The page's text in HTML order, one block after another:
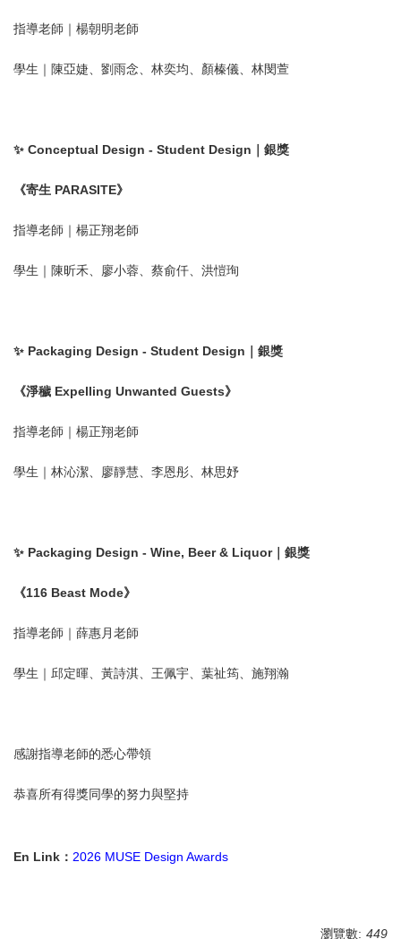
指導老師｜楊朝明老師
學生｜陳亞婕、劉雨念、林奕均、顏榛儀、林閔萱
✨ Conceptual Design - Student Design｜銀獎
《寄生 PARASITE》
指導老師｜楊正翔老師
學生｜陳昕禾、廖小蓉、蔡俞仟、洪愷珣
✨ Packaging Design - Student Design｜銀獎
《淨穢 Expelling Unwanted Guests》
指導老師｜楊正翔老師
學生｜林沁潔、廖靜慧、李恩彤、林思妤
✨ Packaging Design - Wine, Beer & Liquor｜銀獎
《116 Beast Mode》
指導老師｜薛惠月老師
學生｜邱定暉、黃詩淇、王佩宇、葉祉筠、施翔瀚
感謝指導老師的悉心帶領
恭喜所有得獎同學的努力與堅持
En Link： 2026 MUSE Design Awards
瀏覽數: 449